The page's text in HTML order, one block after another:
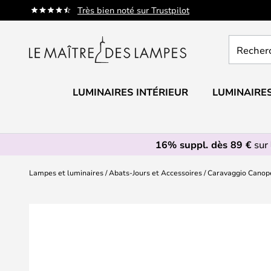
Très bien noté sur Trustpilot
Allez
au
un
LUMINAIRES INTÉRIEUR
16% suppl. dès 89 €sur
Lampes et luminaires Abats-Jours et Accessoires Caravaggio